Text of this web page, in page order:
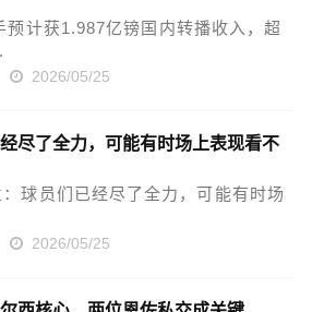
预计获1.987亿镑国内转播收入，超
2026/05/25
尽了全力，可能有时场上表现看不
球员们已经尽了全力，可能有时场
2026/05/25